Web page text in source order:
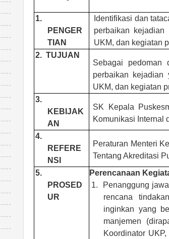
1.
PENGER
TIAN
Identifikasi dan t
perbaikan
UKM, dan kegiatan
2. TUJUAN
Sebagai pedoman
perbaikan
UKM, dan kegiatan
3.
KEBIJAK
AN
SK Kepala
Komunikasi Internal
4.
REFERE
NSI
Peraturan Menteri
Tentang Akreditasi
5.
PROSED
UR
Perencanaan
1.
Penanggung
rencana
inginkan yang
manjemen
Koordinator